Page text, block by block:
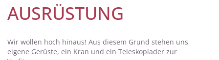
AUSRÜSTUNG
Wir wollen hoch hinaus! Aus diesem Grund stehen uns
eigene Gerüste, ein Kran und ein Teleskoplader zur